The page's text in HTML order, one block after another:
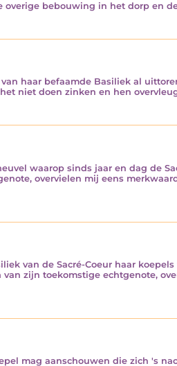
bebouwing in het dorp en
haar befaamde Basiliek al
niet doen zinken en hen
waarop sinds jaar en dag de
overvielen mij eens
van de Sacré-Coeur haar
zijn toekomstige echtgenote,
mag aanschouwen die zich 's